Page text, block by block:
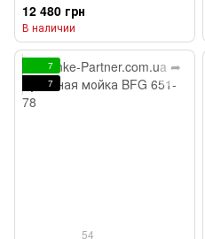
12 480 грн
В наличии
7
7
54